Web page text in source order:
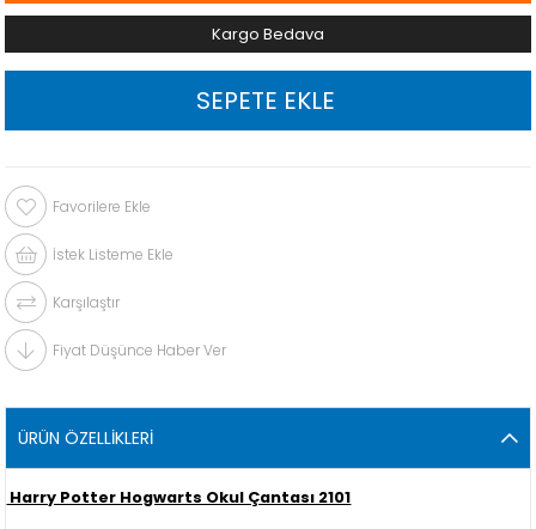
Kargo Bedava
Favorilere Ekle
İstek Listeme Ekle
Karşılaştır
Fiyat Düşünce Haber Ver
ÜRÜN ÖZELLIKLERI
Harry Potter Hogwarts Okul Çantası 2101